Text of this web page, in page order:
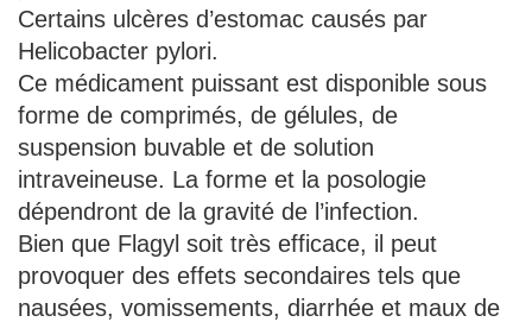
Certains ulcères d’estomac causés par
Helicobacter pylori.
Ce médicament puissant est disponible sous
forme de comprimés, de gélules, de
suspension buvable et de solution
intraveineuse. La forme et la posologie
dépendront de la gravité de l’infection.
Bien que Flagyl soit très efficace, il peut
provoquer des effets secondaires tels que
nausées, vomissements, diarrhée et maux de